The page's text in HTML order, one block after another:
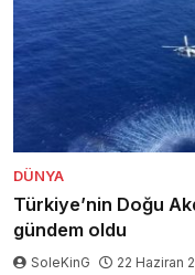
DÜNYA
Türkiye’nin Doğu
gündem oldu
SoleKinG 22 Haziran